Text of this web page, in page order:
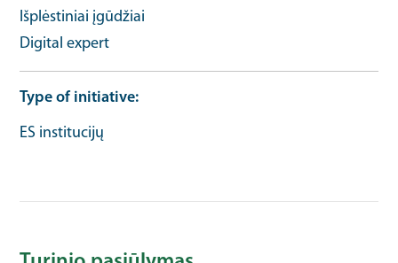
Išplėstiniai įgūdžiai
Digital expert
Type of initiative
ES institucijų